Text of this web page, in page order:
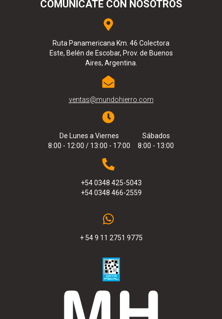
COMUNICATE CON NOSOTROS
Ruta Panamericana Km. 46 Colectora
Este, Belén de Escobar, Prov. de Buenos
Aires, Argentina.
ventas@mundohierro.com
De Lunes a Viernes
8:00 - 12:00 / 13:00 - 17:00
Sábados
8:00 - 13:00
+54 0348 425-5043
+54 0348 466-2559
+ 54 9 11 2751 9775